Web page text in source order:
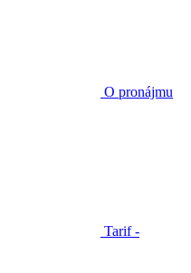
O pronájmu
Tarif -